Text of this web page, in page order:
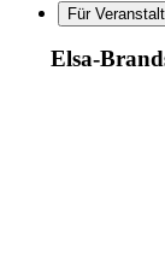
Für
Elsa-